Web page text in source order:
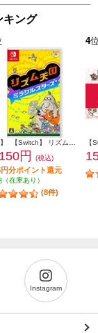
キング
円 (税込)
分ポイント還元
（在庫あり）
(8件)
4
Instagram